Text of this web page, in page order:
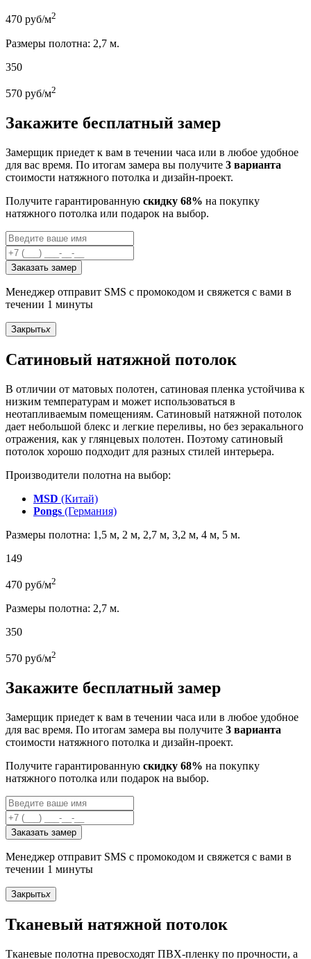
470 руб/м2
Размеры полотна: 2,7 м.
350
570 руб/м2
Закажите бесплатный замер
Замерщик приедет к вам в течении часа или в любое удобное
для вас время. По итогам замера вы получите 3 варианта
стоимости натяжного потолка и дизайн-проект.
Получите гарантированную скидку 68% на покупку
натяжного потолка или подарок на выбор.
Заказать замер
Менеджер отправит SMS с промокодом и свяжется с вами в
течении 1 минуты
Закрытьx
Сатиновый натяжной потолок
В отличии от матовых полотен, сатиновая пленка устойчива к
низким температурам и может использоваться в
неотапливаемым помещениям. Сатиновый натяжной потолок
дает небольшой блекс и легкие переливы, но без зеракального
отражения, как у глянцевых полотен. Поэтому сатиновый
потолок хорошо подходит для разных стилей интерьера.
Производители полотна на выбор:
MSD (Китай)
Pongs (Германия)
Размеры полотна: 1,5 м, 2 м, 2,7 м, 3,2 м, 4 м, 5 м.
149
470 руб/м2
Размеры полотна: 2,7 м.
350
570 руб/м2
Закажите бесплатный замер
Замерщик приедет к вам в течении часа или в любое удобное
для вас время. По итогам замера вы получите 3 варианта
стоимости натяжного потолка и дизайн-проект.
Получите гарантированную скидку 68% на покупку
натяжного потолка или подарок на выбор.
Заказать замер
Менеджер отправит SMS с промокодом и свяжется с вами в
течении 1 минуты
Закрытьx
Тканевый натяжной потолок
Тканевые полотна превосходят ПВХ-пленку по прочности, а